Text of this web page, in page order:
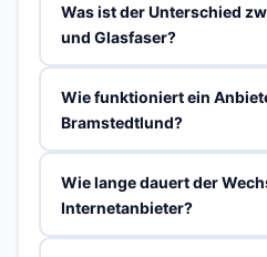
Was ist der Unterschied
und Glasfaser?
Wie funktioniert ein
Bramstedtlund?
Wie lange dauert der
Internetanbieter?